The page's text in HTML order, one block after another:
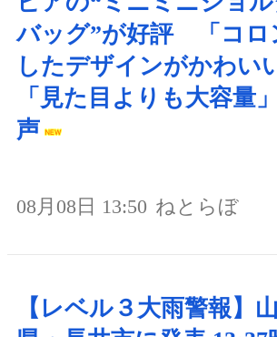
バッグ”が好評 「コロ
したデザインがかわい
「見た目よりも大容量
声
08月08日 13:50 ねとらぼ
【レベル３大雨警報】